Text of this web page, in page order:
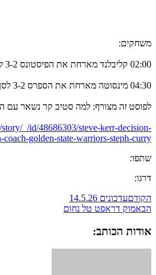
משחקים:
02:00 קליבלנד מארחת את הפיסטונס 3-2 לקאבס שידור בספורט 5
04:30 מינסוטה מארחת את הספרס 3-2 לסן אנטוניו שידור בספורט 5
לפוסט זה מצורף: למה סטיב קר נשאר עם
_/id/48686303/steve-kerr-decision-
coach-golden-state-warriors-steph-curry
שתפו:
דרגו:
הקודםעדכונים 14.5.26
הבאמוק דראפט טל נחום
אודות הכותב: